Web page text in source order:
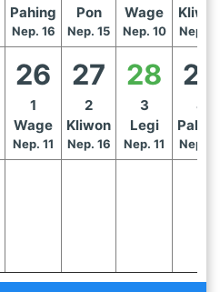
Pahing
Nep. 16
Pon
Nep. 15
Wage
Nep. 10 Nep.
26
1
Wage
Nep. 11
27
2
Kliwon
Nep. 16
28
3
Legi
Nep. 11
29
4
Nep.